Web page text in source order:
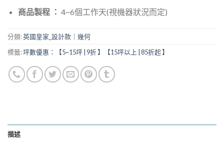
商品製程 ： 4~6個工作天(視機器狀況而定)
分類:英國皇家_設計款｜幾何
標籤:坪數優惠：【5~15坪 | 9折 】【15坪以上 | 85折起 】
描述